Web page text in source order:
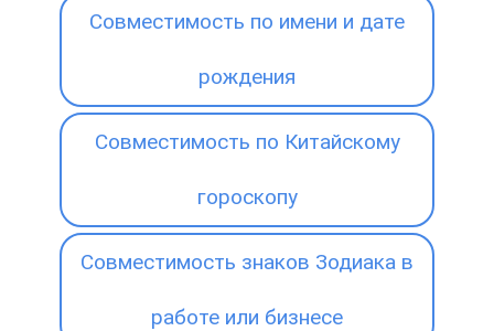
Совместимость по имени и дате
рождения
Совместимость по Китайскому
гороскопу
Совместимость знаков Зодиака в
работе или бизнесе